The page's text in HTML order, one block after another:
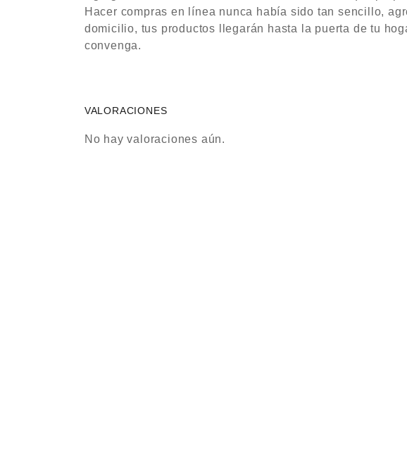
Hacer compras en línea nunca había sido tan sencillo,
domicilio, tus productos llegarán hasta la puerta de tu
convenga.
VALORACIONES
No hay valoraciones aún.